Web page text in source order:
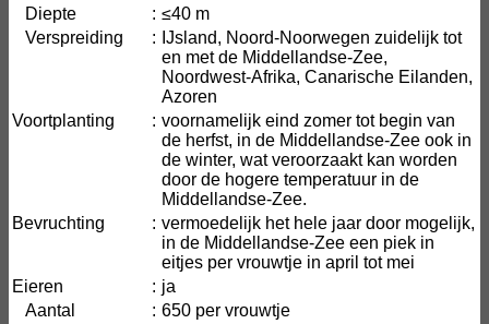
Diepte
: ≤40 m
Verspreiding
: IJsland, Noord-Noorwegen zuidelijk tot
en met de Middellandse-Zee,
Noordwest-Afrika, Canarische Eilanden,
Azoren
Voortplanting
: voornamelijk eind zomer tot begin van
de herfst, in de Middellandse-Zee ook in
de winter, wat veroorzaakt kan worden
door de hogere temperatuur in de
Middellandse-Zee.
Bevruchting
: vermoedelijk het hele jaar door mogelijk,
in de Middellandse-Zee een piek in
eitjes per vrouwtje in april tot mei
Eieren
: ja
Aantal
: 650 per vrouwtje